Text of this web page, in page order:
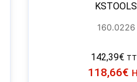
KSTOOLS
160.0226
142,39€
118,66€